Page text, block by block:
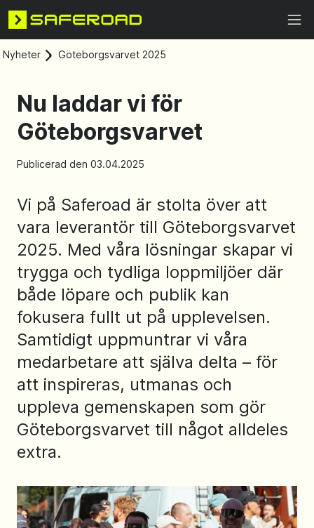
Nyheter Göteborgsvarvet 2025
Nu laddar vi för
Göteborgsvarvet
Publicerad den 03.04.2025
Vi på Saferoad är stolta över att
vara leverantör till Göteborgsvarvet
2025. Med våra lösningar skapar vi
trygga och tydliga loppmiljöer där
både löpare och publik kan
fokusera fullt ut på upplevelsen.
Samtidigt uppmuntrar vi våra
medarbetare att själva delta – för
att inspireras, utmanas och
uppleva gemenskapen som gör
Göteborgsvarvet till något alldeles
extra.